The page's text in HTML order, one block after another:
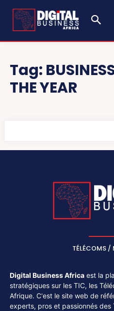
Tag:
THE YEAR
TÉLÉCOMS /
Digital Business Africa est la
stratégiques sur les TIC, les
Afrique. C'est le site web de
experts, pros et passionnés des